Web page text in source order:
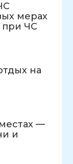
мерах
при ЧС
на
—
и